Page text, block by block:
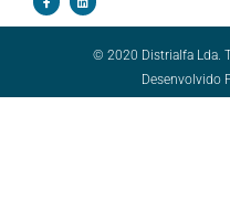
© 2020 Distrialfa Lda.
Desenvolvido